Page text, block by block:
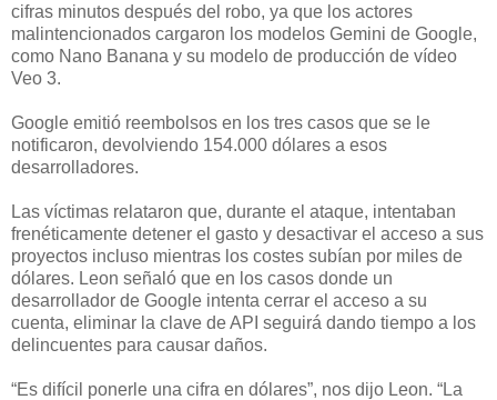
cifras minutos después del robo, ya que los actores
malintencionados cargaron los modelos Gemini de Google,
como Nano Banana y su modelo de producción de vídeo
Veo 3.
Google emitió reembolsos en los tres casos que se le
notificaron, devolviendo 154.000 dólares a esos
desarrolladores.
Las víctimas relataron que, durante el ataque, intentaban
frenéticamente detener el gasto y desactivar el acceso a sus
proyectos incluso mientras los costes subían por miles de
dólares. Leon señaló que en los casos donde un
desarrollador de Google intenta cerrar el acceso a su
cuenta, eliminar la clave de API seguirá dando tiempo a los
delincuentes para causar daños.
“Es difícil ponerle una cifra en dólares”, nos dijo Leon. “La